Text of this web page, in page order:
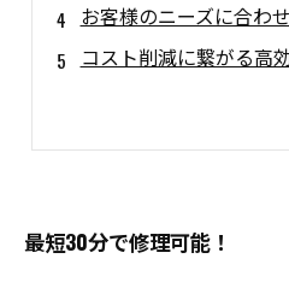
お客様のニーズに合わ
コスト削減に繋がる高
最短30分で修理可能！